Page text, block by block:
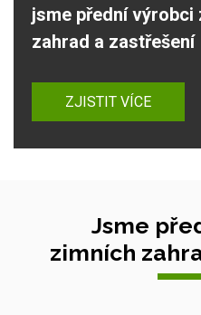
jsme přední výrobci
zahrad a zastřešení
ZJISTIT VÍCE
Jsme
zimních